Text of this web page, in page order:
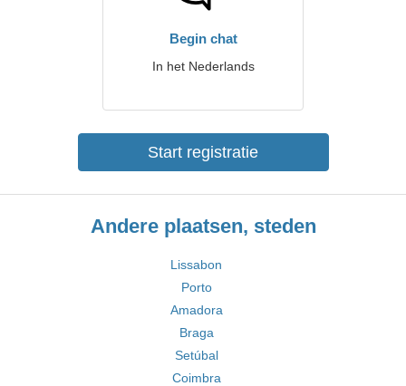
Begin chat
In het Nederlands
Start registratie
Andere plaatsen, steden
Lissabon
Porto
Amadora
Braga
Setúbal
Coimbra